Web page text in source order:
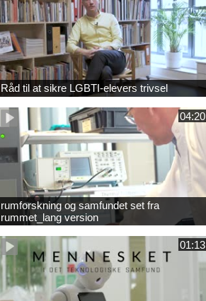
Råd til at sikre LGBTI-elevers trivsel
04:20
rumforskning og samfundet set fra
rummet_lang version
01:13